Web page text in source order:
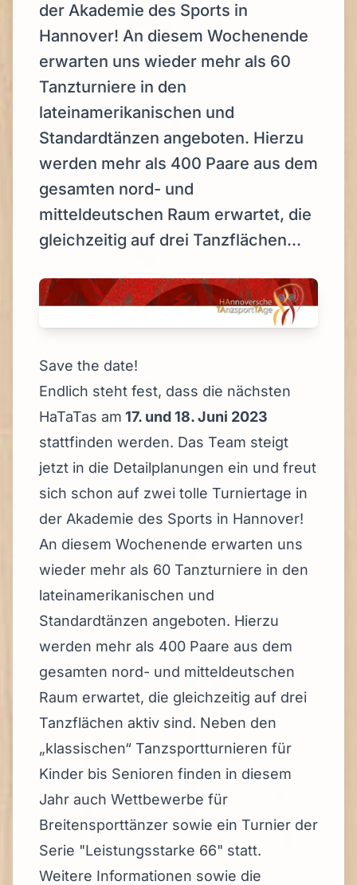
der Akademie des Sports in
Hannover! An diesem Wochenende
erwarten uns wieder mehr als 60
Tanzturniere in den
lateinamerikanischen und
Standardtänzen angeboten. Hierzu
werden mehr als 400 Paare aus dem
gesamten nord- und
mitteldeutschen Raum erwartet, die
gleichzeitig auf drei Tanzflächen...
Save the date!
Endlich steht fest, dass die nächsten
HaTaTas am 17. und 18. Juni 2023
stattfinden werden. Das Team steigt
jetzt in die Detailplanungen ein und freut
sich schon auf zwei tolle Turniertage in
der Akademie des Sports in Hannover!
An diesem Wochenende erwarten uns
wieder mehr als 60 Tanzturniere in den
lateinamerikanischen und
Standardtänzen angeboten. Hierzu
werden mehr als 400 Paare aus dem
gesamten nord- und mitteldeutschen
Raum erwartet, die gleichzeitig auf drei
Tanzflächen aktiv sind. Neben den
„klassischen“ Tanzsportturnieren für
Kinder bis Senioren finden in diesem
Jahr auch Wettbewerbe für
Breitensporttänzer sowie ein Turnier der
Serie "Leistungsstarke 66" statt.
Weitere Informationen sowie die